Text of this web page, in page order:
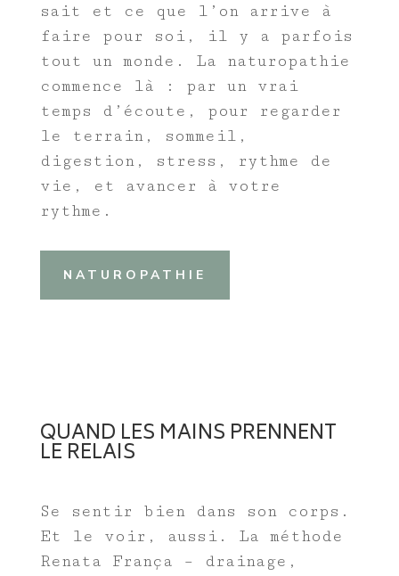
sait et ce que l’on arrive à
faire pour soi, il y a parfois
tout un monde. La naturopathie
commence là : par un vrai
temps d’écoute, pour regarder
le terrain, sommeil,
digestion, stress, rythme de
vie, et avancer à votre
rythme.
NATUROPATHIE
QUAND LES MAINS PRENNENT
LE RELAIS
Se sentir bien dans son corps.
Et le voir, aussi. La méthode
Renata França – drainage,